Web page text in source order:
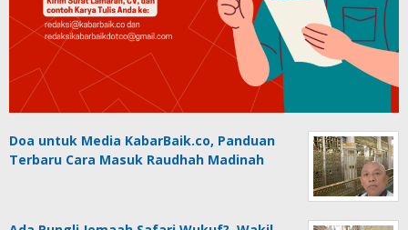
Doa untuk Media KabarBaik.co, Panduan
Terbaru Cara Masuk Raudhah Madinah